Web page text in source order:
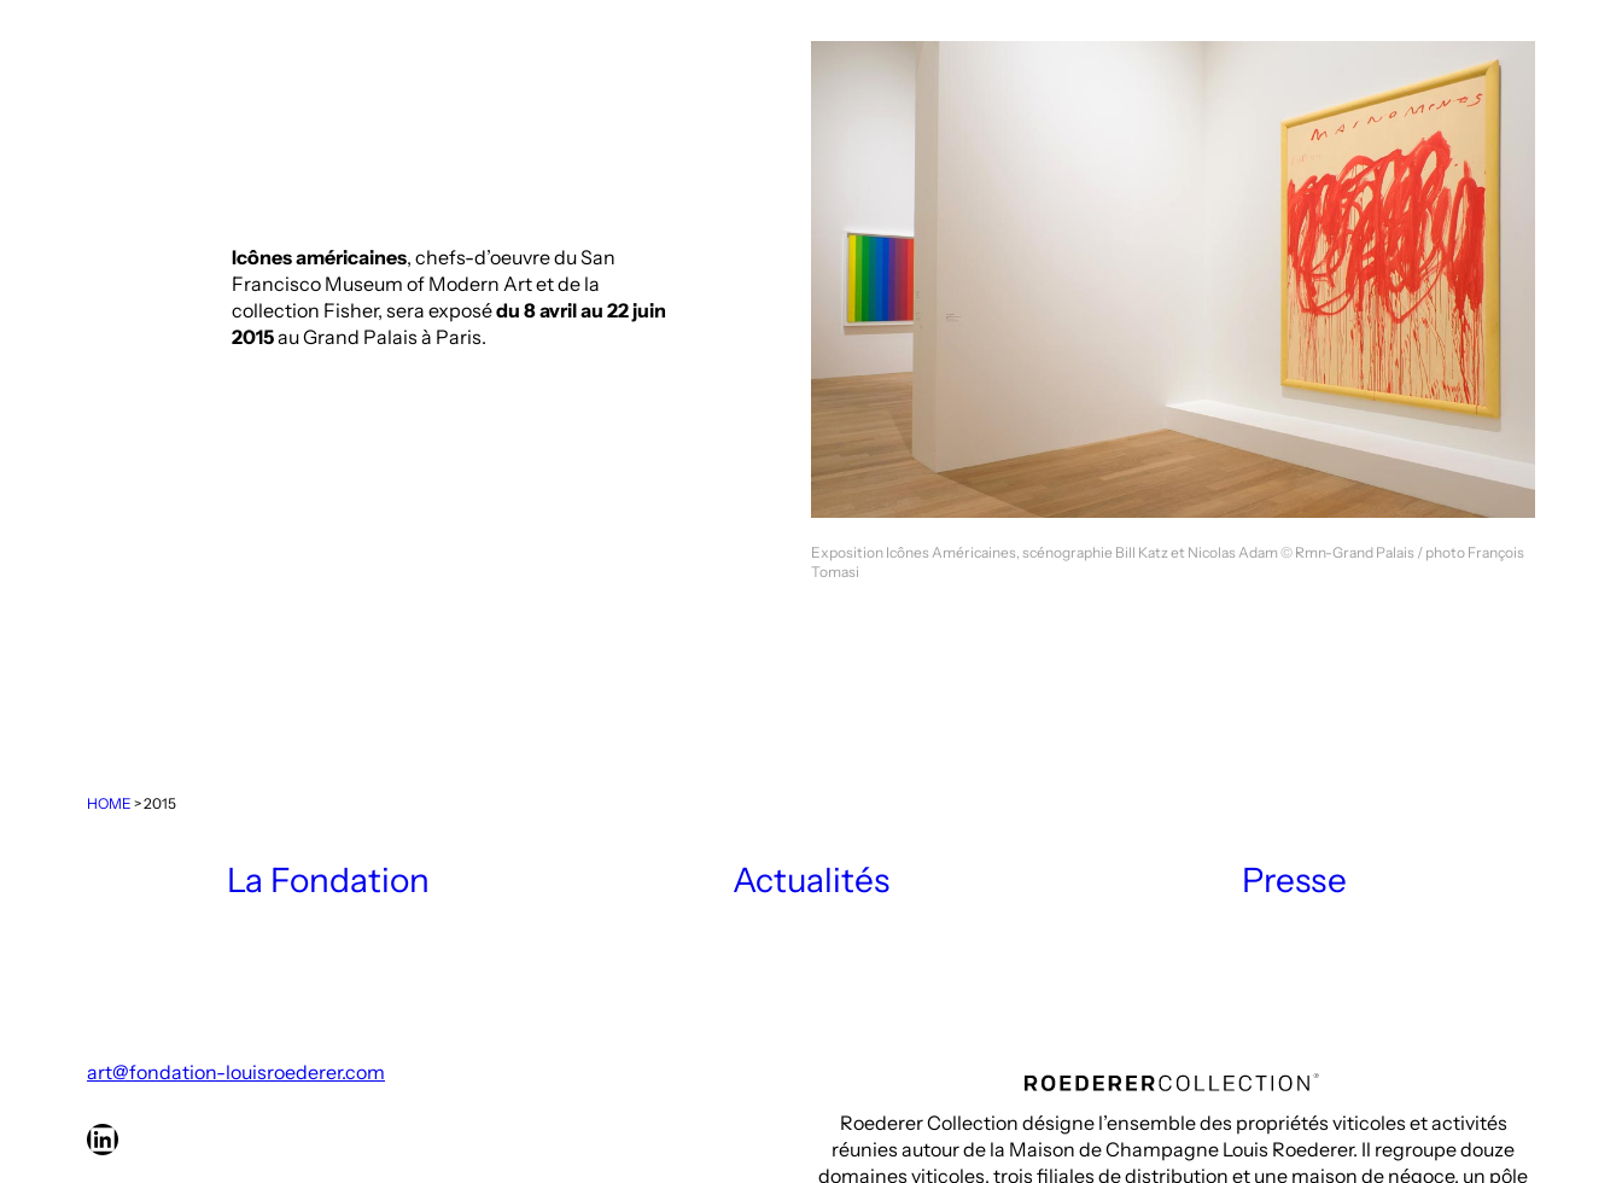
Exposition Icônes Américaines, scénographie Bill Katz et Nicolas Adam © Rmn-Grand Palais / photo François
Tomasi
Icônes américaines, chefs-d’oeuvre du San
Francisco Museum of Modern Art et de la
collection Fisher, sera exposédu 8 avril au 22 juin
2015au Grand Palais à Paris.
HOME >2015
La Fondation Actualités Presse
art@fondation-louisroederer.com
LinkedIn
Roederer Collection désigne l’ensemble des propriétés viticoles et activités
réunies autour de la Maison de Champagne Louis Roederer. Il regroupe douze
domaines viticoles, trois filiales de distribution et une maison de négoce, un pôle